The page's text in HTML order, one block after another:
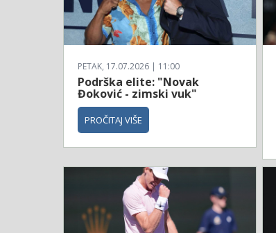
PETAK, 17.07.2026 | 11:00
Podrška elite: "Novak
Đoković - zimski vuk"
PROČITAJ VIŠE